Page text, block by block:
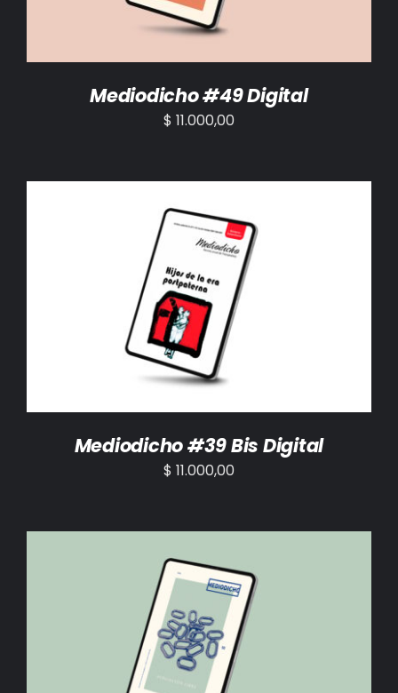
Mediodicho #49 Digital
$ 11.000,00
AÑADIR AL CARRITO /
Mediodicho #39 Bis Digital
$ 11.000,00
AÑADIR AL CARRITO /